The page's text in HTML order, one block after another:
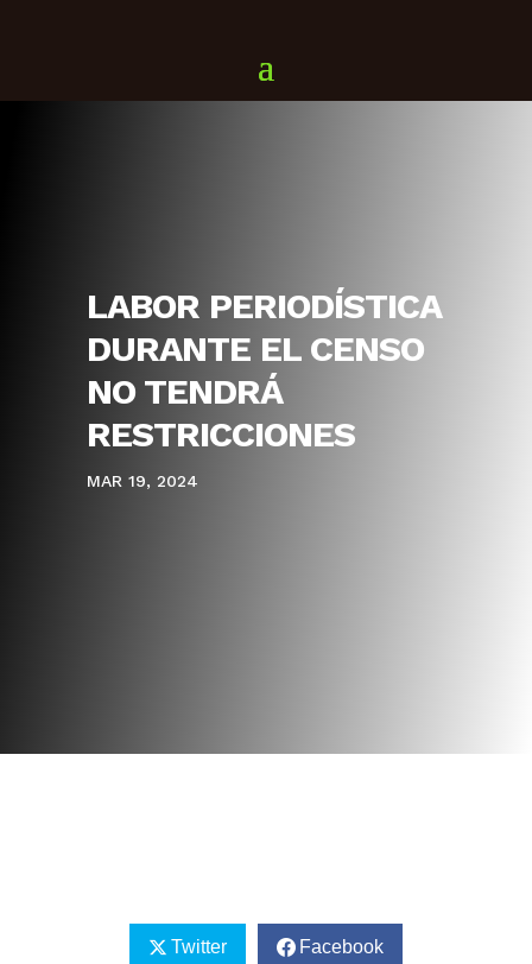
LABOR PERIODÍSTICA
DURANTE EL CENSO
NO TENDRÁ
RESTRICCIONES
MAR 19, 2024
Twitter Facebook